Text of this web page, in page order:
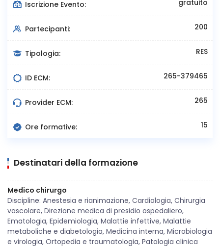
Iscrizione Evento: gratuito
Partecipanti: 200
Tipologia: RES
ID ECM: 265-379465
Provider ECM: 265
Ore formative: 15
Destinatari della formazione
Medico chirurgo
Discipline: Anestesia e rianimazione, Cardiologia, Chirurgia
vascolare, Direzione medica di presidio ospedaliero,
Ematologia, Epidemiologia, Malattie infettive, Malattie
metaboliche e diabetologia, Medicina interna, Microbiologia
e virologia, Ortopedia e traumatologia, Patologia clinica